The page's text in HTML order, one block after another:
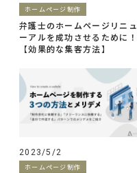
ホームページ制作
弁護士のホームページリニュ
ーアルを成功させるために！
【効果的な集客方法】
2023/5/2
ホームページ制作